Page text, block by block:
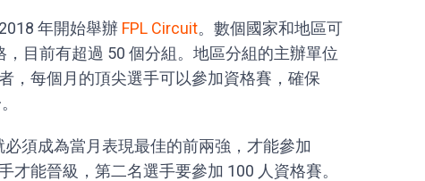
年開始舉辦 FPL Circuit。數個國家和地區可
，目前有超過 50 個分組。地區分組的主辦單位
，每個月的頂尖選手可以參加資格賽，確保
必須成為當月表現最佳的前兩強，才能參加
才能晉級，第二名選手要參加 100 人資格賽。